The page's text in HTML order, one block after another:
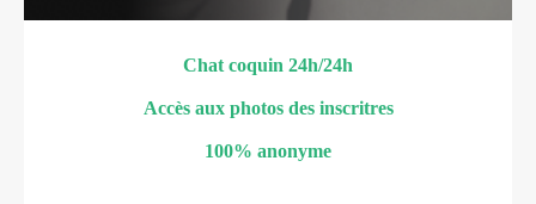
Chat coquin 24h/24h
Accès aux photos des inscritres
100% anonyme